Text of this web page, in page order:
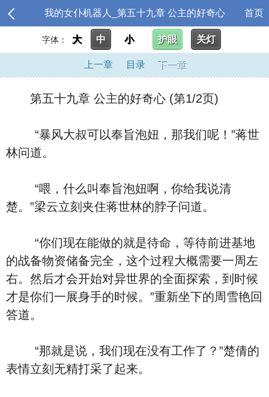
我的女仆机器人_第五十九章 公主的好奇心 首页
字体： 大 中 小 护眼 关灯
上一章 目录 下一章
第五十九章 公主的好奇心 (第1/2页)
“暴风大叔可以奉旨泡妞，那我们呢！”蒋世
林问道。
“喂，什么叫奉旨泡妞啊，你给我说清
楚。”梁云立刻夹住蒋世林的脖子问道。
“你们现在能做的就是待命，等待前进基地
的战备物资储备完全，这个过程大概需要一周左
右。然后才会开始对异世界的全面探索，到时候
才是你们一展身手的时候。”重新坐下的周雪艳回
答道。
“那就是说，我们现在没有工作了？”楚倩的
表情立刻无精打采了起来。